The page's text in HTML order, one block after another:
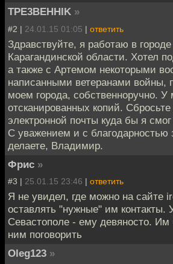
TPE3BEHHIK »
#2 | 24.01.15 01:05 | ответить
Здравствуйте, я работаю в
Карагандинской области. Хотел
а также с Артемом некоторыми
написанными ветеранами
моем города, собственноручно.
отсканированных копий.
электронной почты куда бы я
С уважением и с благодарностью
делаете, Владимир.
Фрис »
#3 | 25.01.15 23:46 | ответить
Я не увидел, где можно на сайте
оставлять "нужные" им контакты.
Севастополе - ему девяносто.
ним поговорить
Oleg123 »